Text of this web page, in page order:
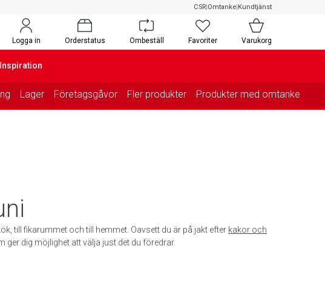
CSR|Omtanke|Kundtjänst
Logga in Orderstatus Ombeställ Favoriter Varukorg
Inspiration
Lager Företagsgåvor Fler produkter Produkter med omtanke
till fikarummet och till hemmet. Oavsett du är på jakt efter kakor och
ger dig möjlighet att välja just det du föredrar.